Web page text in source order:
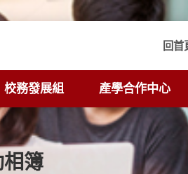
回首
校務發展組 產學合作中心
相簿